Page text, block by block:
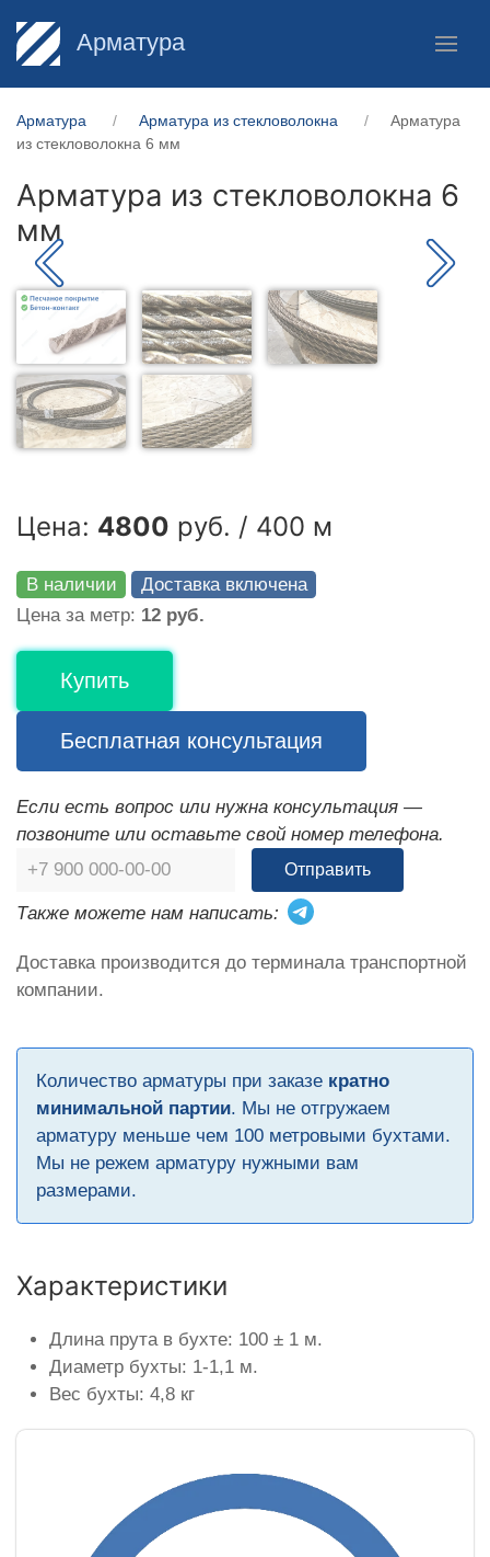
Арматура
Арматура Арматура из стекловолокна
Арматура
из стекловолокна 6 мм
Арматура из стекловолокна 6
мм
Цена: 4800 руб. / 400 м
В наличии
Доставка включена
Цена за метр: 12 руб.
Купить
Бесплатная консультация
Если есть вопрос или нужна консультация —
позвоните или оставьте свой номер телефона.
Отправить
Также можете нам написать:
Доставка производится до терминала транспортной
компании.
Количество арматуры при заказе кратно
минимальной партии. Мы не отгружаем
арматуру меньше чем 100 метровыми бухтами.
Мы не режем арматуру нужными вам
размерами.
Характеристики
Длина прута в бухте: 100 ± 1 м.
Диаметр бухты: 1-1,1 м.
Вес бухты: 4,8 кг